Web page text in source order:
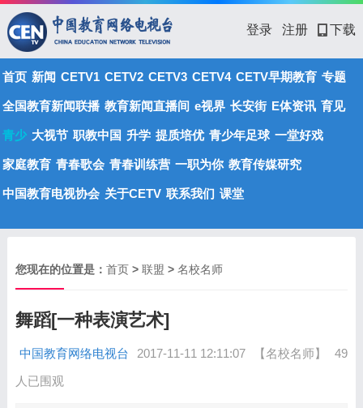
登录 注册 下载
首页 新闻 CETV1 CETV2 CETV3 CETV4 CETV早期教育 专题
全国教育新闻联播 教育新闻直播间 e视界 长安街 E体资讯 育见
青少 大视节 职教中国 升学 提质培优 青少年足球 一堂好戏
家庭教育 青春歌会 青春训练营 一职为你 教育传媒研究
中国教育电视协会 关于CETV 联系我们 课堂
您现在的位置是： 首页> 联盟 > 名校名师
舞蹈[一种表演艺术]
中国教育网络电视台 2017-11-11 12:11:07 【名校名师】
49
人已围观